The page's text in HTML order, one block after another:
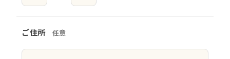
ご住所 任意